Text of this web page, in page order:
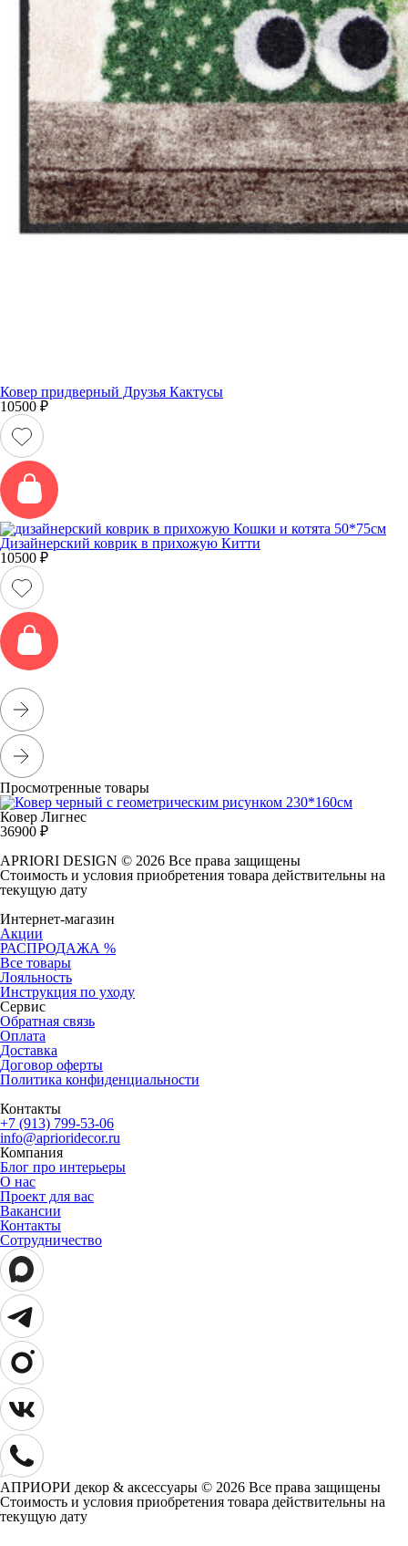
Ковер придверный Друзья Кактусы
10500 ₽
Дизайнерский коврик в прихожую Китти
10500 ₽
Просмотренные товары
Ковер Лигнес
36900 ₽
APRIORI DESIGN © 2026 Все права защищены
Cтоимость и условия приобретения товара действительны на
текущую дату
Интернет-магазин
Акции
РАСПРОДАЖА %
Все товары
Лояльность
Инструкция по уходу
Сервис
Обратная связь
Оплата
Доставка
Договор оферты
Политика конфиденциальности
Контакты
+7 (913) 799-53-06
info@aprioridecor.ru
Компания
Блог про интерьеры
О нас
Проект для вас
Вакансии
Контакты
Сотрудничество
АПРИОРИ декор & аксессуары © 2026 Все права защищены
Cтоимость и условия приобретения товара действительны на
текущую дату